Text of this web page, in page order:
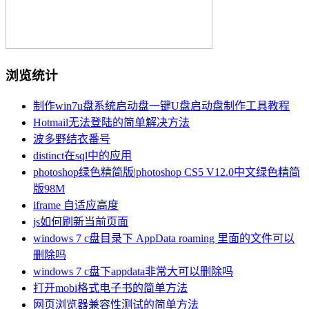
浏览统计
制作win7u盘系统启动盘一键U盘启动盘制作工具教程
Hotmail无法登陆的简单解决方法
波多野结衣番号
distinct在sql中的应用
photoshop绿色精简版|photoshop CS5 V12.0中文绿色精简
版98M
iframe 自适应高度
js如何刷新当前页面
windows 7 c盘目录下 AppData roaming 里面的文件可以
删除吗
windows 7 c盘下appdata非常大可以删除吗
打开mobi格式电子书的简单方法
网页浏览器兼容性测试的简单方法